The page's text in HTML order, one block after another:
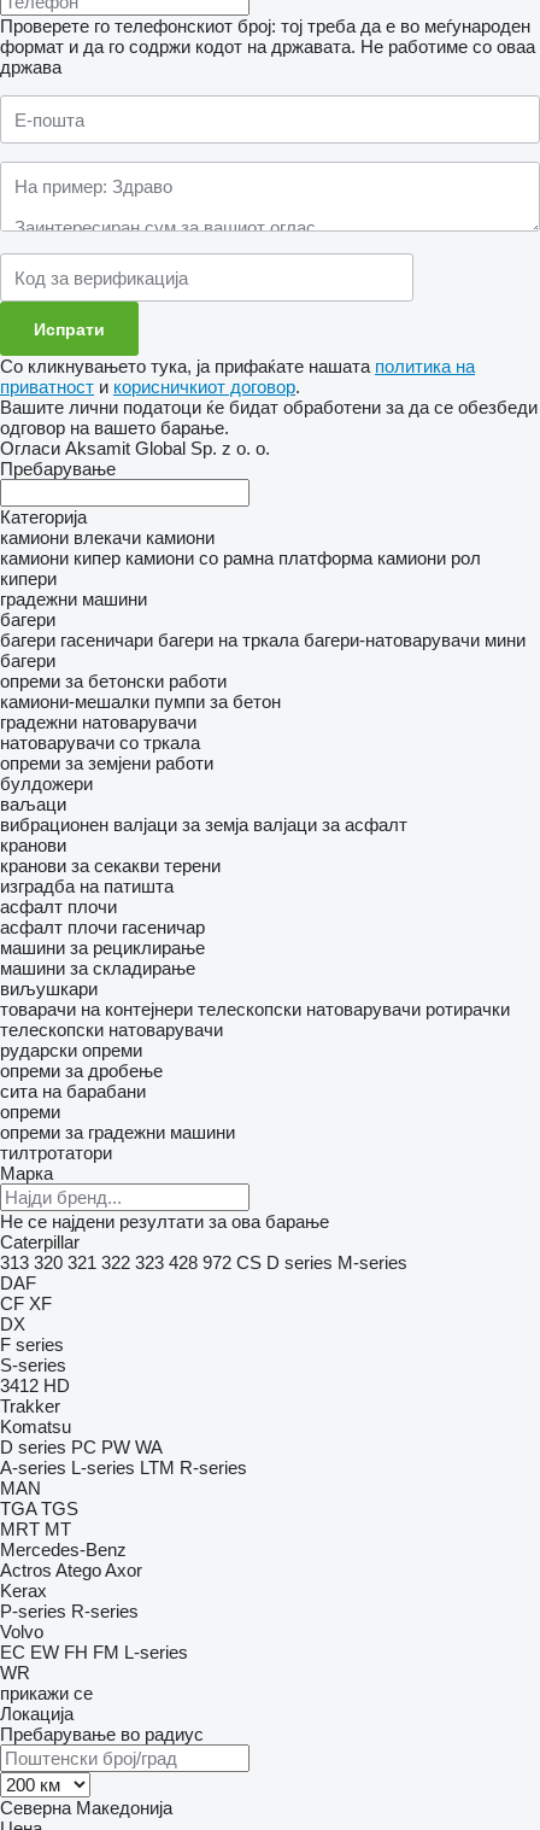
Проверете го телефонскиот број: тој треба да е во меѓународен
формат и да го содржи кодот на државата. Не работиме со оваа
држава
Со кликнувањето тука, ја прифаќате нашата политика на
приватност и корисничкиот договор.
Вашите лични податоци ќе бидат обработени за да се обезбеди
одговор на вашето барање.
Огласи Aksamit Global Sp. z o. o.
Пребарување
Категорија
камиони влекачи камиони
камиони кипер камиони со рамна платформа камиони рол
кипери
градежни машини
багери
багери гасеничари багери на тркала багери-натоварувачи мини
багери
опреми за бетонски работи
камиони-мешалки пумпи за бетон
градежни натоварувачи
натоварувачи со тркала
опреми за земјени работи
булдожери
ваљаци
вибрационен валјаци за земја валјаци за асфалт
кранови
кранови за секакви терени
изградба на патишта
асфалт плочи
асфалт плочи гасеничар
машини за рециклирање
машини за складирање
виљушкари
товарачи на контејнери телескопски натоварувачи ротирачки
телескопски натоварувачи
рударски опреми
опреми за дробење
сита на барабани
опреми
опреми за градежни машини
тилтротатори
Марка
Не се најдени резултати за ова барање
Caterpillar
313 320 321 322 323 428 972 CS D series M-series
DAF
CF XF
DX
F series
S-series
3412 HD
Trakker
Komatsu
D series PC PW WA
A-series L-series LTM R-series
MAN
TGA TGS
MRT MT
Mercedes-Benz
Actros AtegoAxor
Kerax
P-series R-series
Volvo
EC EW FH FM L-series
WR
прикажи се
Локација
Пребарување во радиус
Северна Македонија